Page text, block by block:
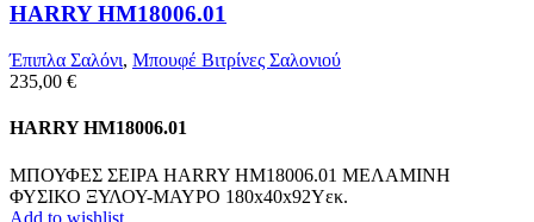
HARRY HM18006.01
Έπιπλα Σαλόνι, Μπουφέ Βιτρίνες Σαλονιού
235,00 €
HARRY HM18006.01
ΜΠΟΥΦΕΣ ΣΕΙΡΑ HARRY HM18006.01 ΜΕΛΑΜΙΝΗ
ΦΥΣΙΚΟ ΞΥΛΟΥ-ΜΑΥΡΟ 180x40x92Υεκ.
Add to wishlist